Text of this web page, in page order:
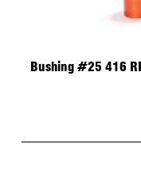
Bushing #25 416